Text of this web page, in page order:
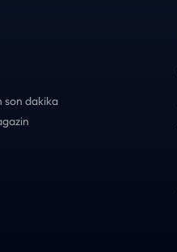
son dakika